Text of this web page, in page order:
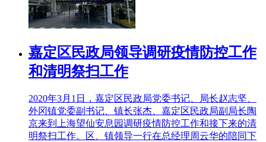
嘉定区民政局领导调研疫情防控工作
和清明祭扫工作
2020年3月1日，嘉定区民政局党委书记、局长赵志坚、
外冈镇党委副书记、镇长张杰、嘉定区民政局副局长陶
京来到上海望仙安息园调研疫情防控工作和接下来的清
明祭扫工作。区、镇领导一行在总经理周云华的陪同下